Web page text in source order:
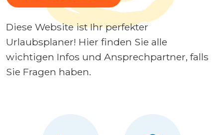
Diese Website ist Ihr perfekter
Urlaubsplaner! Hier finden Sie alle
wichtigen Infos und Ansprechpartner, falls
Sie Fragen haben.